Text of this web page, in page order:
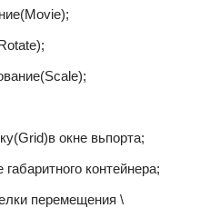
окне вьпорта;
контейнера;
перемещения \